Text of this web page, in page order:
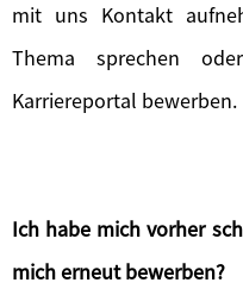
mit uns Kontakt
Thema sprechen
Karriereportal bewerben.
Ich habe mich vorher
mich erneut bewerben?